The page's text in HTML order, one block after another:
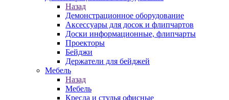
Назад
Демонстрационное оборудование
Аксессуары для досок и флипчартов
Доски информационные, флипчарты
Проекторы
Бейджи
Держатели для бейджей
Мебель
Назад
Мебель
Кресла и стулья офисные